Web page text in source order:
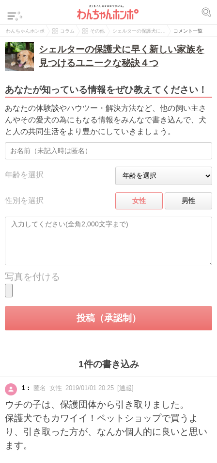
わんちゃんホンポ コラム その他 シェルターの保護犬に… コメント一覧
シェルターの保護犬に早く新しい家族を
見つけるユニークな秘訣４つ
あなたが知っている情報をぜひ教えてください！
あなたの体験談やハウツー・解決方法など、他の飼い主さ
んやその愛犬の為にもなる情報をみんなで書き込んで、犬
と人の共同生活をより豊かにしていきましょう。
年齢を選択
性別を選択 女性 男性
写真を付ける
1件の書き込み
1： 匿名 女性 2019/01/01 20:25 [通報]
ウチの子は、保護団体から引き取りました。
保護犬でもカワイイ！ペットショップで買うよ
り、引き取った方が、なんか個人的に良いと思い
ます。